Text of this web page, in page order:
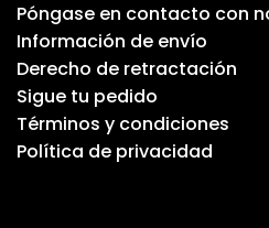
Póngase en contacto con
Información de envío
Derecho de retractación
Sigue tu pedido
Términos y condiciones
Política de privacidad